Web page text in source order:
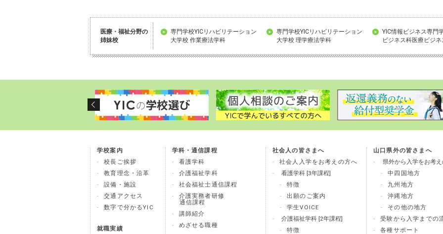
医療・福祉分野の
姉妹校
専門学校YICリハビリテーション
大学校 作業療法学科
専門学校YICリハビリテーション
大学校 理学療法学科
YIC情報ビジネス専門
ビジネス科医療ビジネ
学校案内
校長ご挨拶
教育理念・沿革
設備・施設
交通アクセス
数字で分かるYIC
就職実績
学科・通信課程
看護学科
介護福祉学科
社会福祉士通信課程
介護実務者研修
通信課程
講師紹介
めざせる職種
社会人の皆さまへ
社会人入学をお考えの方へ
看護学科 [3年課程]
特徴
出願のご案内
学生VOICE
介護福祉学科 [2年課程]
特徴
山口県外の皆さまへ
県外から入学をお考
中四国地方
九州地方
沖縄地方
その他の地方
受験から入学までの
各種サポート